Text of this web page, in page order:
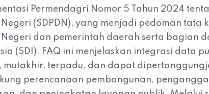
Permendagri Nomor 5 Tahun 2024
Negeri (SDPDN), yang menjadi pedoman tata
Negeri dan pemerintah daerah serta bagian
(SDI). FAQ ini menjelaskan integrasi data
mutakhir, terpadu, dan dapat
perencanaan pembangunan,